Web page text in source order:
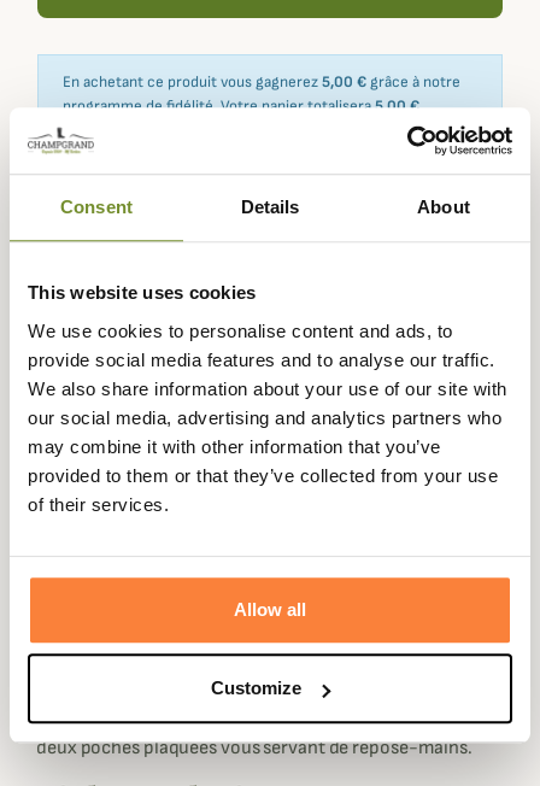
Consent Details About
This website uses cookies
We use cookies to personalise content and ads, to
provide social media features and to analyse our traffic.
We also share information about your use of our site with
our social media, advertising and analytics partners who
may combine it with other information that you’ve
provided to them or that they’ve collected from your use
of their services.
Allow all
Customize
En achetant ce produit vous gagnerez5,00 € grâce à notre
programme de fidélité. Votre panier totalisera5,00 €.
90 jours
Description
Barbour
vous propose ce joli gilet matelassé Essential,
un pull à la mi-saison.
ce gilet se décline sous trois coloris différents pour un
look épuré et tendance.
Il possède une fermeture bidirectionnelle sur le devant
qui remonte jusqu'à un col semi-montant ainsi que de
deux poches plaquées vous servant de repose-mains.